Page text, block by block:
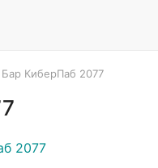
Бар КиберПаб 2077